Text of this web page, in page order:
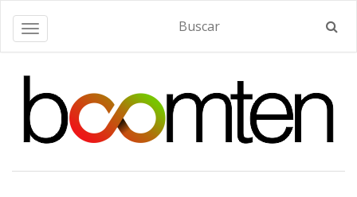
Alternar navegación